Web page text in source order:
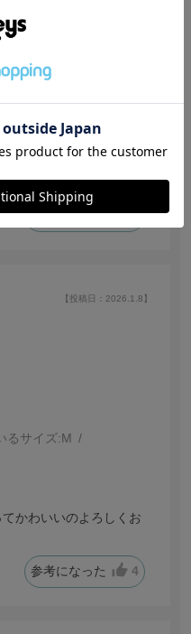
参考になった 2
【投稿日：2026.1.8】
るサイズ:M
かわいいのよろしくお
参考になった 4